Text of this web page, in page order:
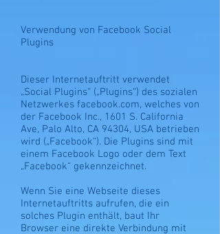
Verwendung von Facebook Social
Plugins
Dieser Internetauftritt verwendet
„Social Plugins“ („Plugins“) des sozialen
Netzwerkes facebook.com, welches von
der Facebook Inc., 1601 S. California
Ave, Palo Alto, CA 94304, USA betrieben
wird („Facebook“). Die Plugins sind mit
einem Facebook Logo oder dem Text
„Facebook“ gekennzeichnet.
Wenn Sie eine Webseite dieses
Internetauftritts aufrufen, die ein
solches Plugin enthält, baut Ihr
Browser eine direkte Verbindung mit